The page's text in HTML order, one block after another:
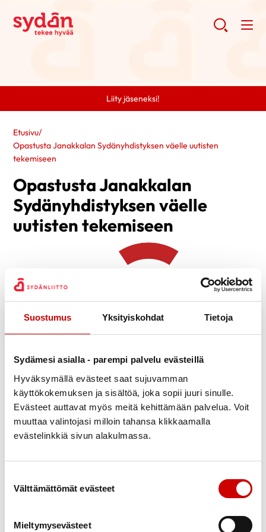
Suostumus Yksityiskohdat Tietoja
Sydämesi asialla - parempi palvelu evästeillä
Hyväksymällä evästeet saat sujuvamman
käyttökokemuksen ja sisältöä, joka sopii juuri sinulle.
Evästeet auttavat myös meitä kehittämään palvelua. Voit
muuttaa valintojasi milloin tahansa klikkaamalla
evästelinkkiä sivun alakulmassa.
Välttämättömät evästeet
Mieltymysevästeet
Liity jäseneksi!
Etusivu/
Opastusta Janakkalan Sydänyhdistyksen väelle uutisten
tekemiseen
Opastusta Janakkalan
Sydänyhdistyksen väelle
uutisten tekemiseen
Jaa WhatsappJaa FacebookJaa TwitterJaa Linkedin
Jaa EmailJaa Print
Janakkalan Sydänyhdistyksen väki kokoontui tänään
Riitta puheenjohtajan kotiin opiskelemaan
uutisessa, että Janakkalan Sydänyhdistyksen
Aloitamme vesijumpan uudelleen 7.9. 2023 klo 16.00.